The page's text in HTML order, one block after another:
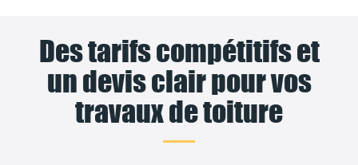
Des tarifs compétitifs et
un devis clair pour vos
travaux de toiture